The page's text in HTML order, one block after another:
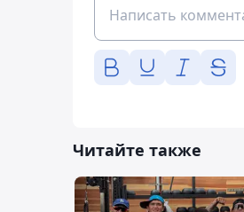
Читайте также